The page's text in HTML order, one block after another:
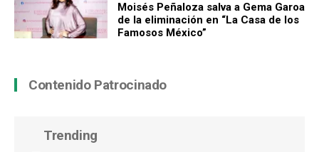
Moisés Peñaloza salva a Gema Garoa
de la eliminación en “La Casa de los
Famosos México”
Contenido Patrocinado
Trending